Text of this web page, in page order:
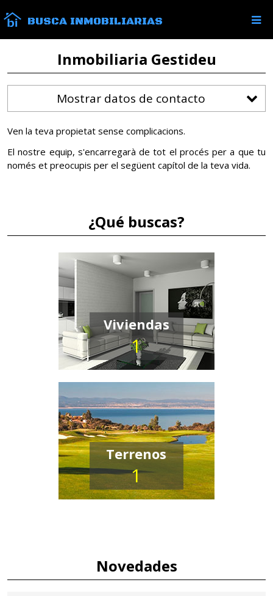
BUSCA INMOBILIARIAS
Inmobiliaria Gestideu
Mostrar datos de contacto
Ven la teva propietat sense complicacions.
El nostre equip, s'encarregarà de tot el procés per a que tu
només et preocupis per el següent capítol de la teva vida.
¿Qué buscas?
Viviendas
1
Terrenos
1
Novedades